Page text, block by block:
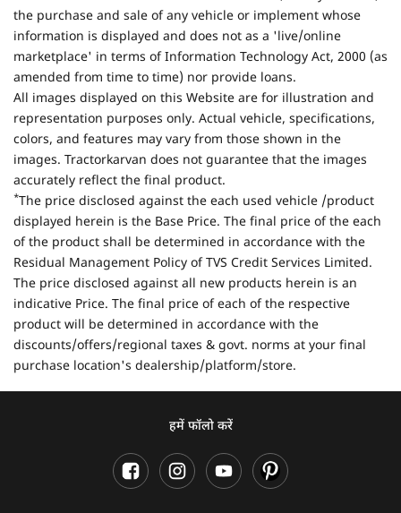
the purchase and sale of any vehicle or implement whose
information is displayed and does not as a 'live/online
marketplace' in terms of Information Technology Act, 2000 (as
amended from time to time) nor provide loans.
All images displayed on this Website are for illustration and
representation purposes only. Actual vehicle, specifications,
colors, and features may vary from those shown in the
images. Tractorkarvan does not guarantee that the images
accurately reflect the final product.
*The price disclosed against the each used vehicle /product
displayed herein is the Base Price. The final price of the each
of the product shall be determined in accordance with the
Residual Management Policy of TVS Credit Services Limited.
The price disclosed against all new products herein is an
indicative Price. The final price of each of the respective
product will be determined in accordance with the
discounts/offers/regional taxes & govt. norms at your final
purchase location's dealership/platform/store.
हमें फॉलो करें